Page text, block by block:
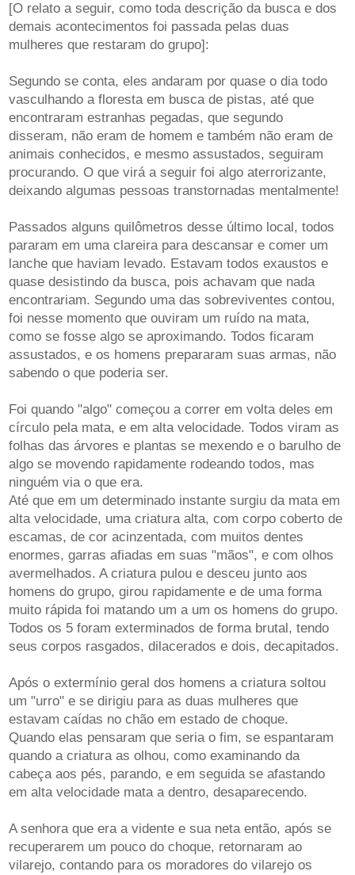
[O relato a seguir, como toda descrição da busca e dos
demais acontecimentos foi passada pelas duas
mulheres que restaram do grupo]:
Segundo se conta, eles andaram por quase o dia todo
vasculhando a floresta em busca de pistas, até que
encontraram estranhas pegadas, que segundo
disseram, não eram de homem e também não eram de
animais conhecidos, e mesmo assustados, seguiram
procurando. O que virá a seguir foi algo aterrorizante,
deixando algumas pessoas transtornadas mentalmente!
Passados alguns quilômetros desse último local, todos
pararam em uma clareira para descansar e comer um
lanche que haviam levado. Estavam todos exaustos e
quase desistindo da busca, pois achavam que nada
encontrariam. Segundo uma das sobreviventes contou,
foi nesse momento que ouviram um ruído na mata,
como se fosse algo se aproximando. Todos ficaram
assustados, e os homens prepararam suas armas, não
sabendo o que poderia ser.
Foi quando "algo" começou a correr em volta deles em
círculo pela mata, e em alta velocidade. Todos viram as
folhas das árvores e plantas se mexendo e o barulho de
algo se movendo rapidamente rodeando todos, mas
ninguém via o que era.
Até que em um determinado instante surgiu da mata em
alta velocidade, uma criatura alta, com corpo coberto de
escamas, de cor acinzentada, com muitos dentes
enormes, garras afiadas em suas "mãos", e com olhos
avermelhados. A criatura pulou e desceu junto aos
homens do grupo, girou rapidamente e de uma forma
muito rápida foi matando um a um os homens do grupo.
Todos os 5 foram exterminados de forma brutal, tendo
seus corpos rasgados, dilacerados e dois, decapitados.
Após o extermínio geral dos homens a criatura soltou
um "urro" e se dirigiu para as duas mulheres que
estavam caídas no chão em estado de choque.
Quando elas pensaram que seria o fim, se espantaram
quando a criatura as olhou, como examinando da
cabeça aos pés, parando, e em seguida se afastando
em alta velocidade mata a dentro, desaparecendo.
A senhora que era a vidente e sua neta então, após se
recuperarem um pouco do choque, retornaram ao
vilarejo, contando para os moradores do vilarejo os